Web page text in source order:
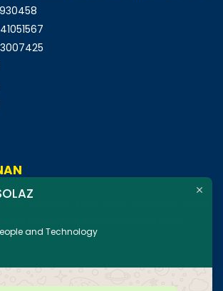
hati melayani klien kami, kepuasan anda
kami. Berikut daftar layanan kami
and Technology